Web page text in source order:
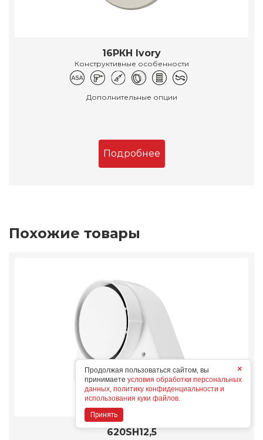
16РКН Ivory
Конструктивные особенности
Дополнительные опции
Подробнее
Похожие товары
620SH12,5
×
Продолжая пользоваться сайтом, вы
принимаете условия обработки персональных
данных, политику конфиденциальности и
использования куки файлов.
Принять